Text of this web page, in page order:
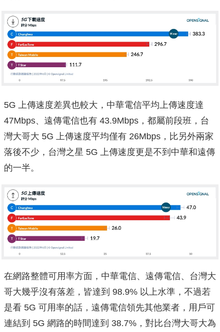
5G 上傳速度差異也較大，中華電信平均上傳速度達
47Mbps、遠傳電信也有 43.9Mbps，都屬前段班，台
灣大哥大 5G 上傳速度平均僅有 26Mbps，比另外兩家
落後不少，台灣之星 5G 上傳速度更是不到中華和遠傳
的一半。
在網路整體可用率方面，中華電信、遠傳電信、台灣大
哥大幾乎沒有落差，皆達到 98.9% 以上水準，不過若
是看 5G 可用率的話，遠傳電信領先其他業者，用戶可
連結到 5G 網路的時間達到 38.7%，對比台灣大哥大為